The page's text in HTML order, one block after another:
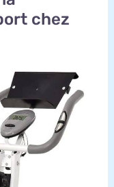
chez